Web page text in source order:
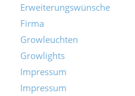
Erweiterungswünsche
Firma
Growleuchten
Growlights
Impressum
Impressum